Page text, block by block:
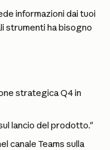
informazioni dai tuoi
strumenti ha bisogno
strategica Q4 in
lancio del prodotto."
canale Teams sulla